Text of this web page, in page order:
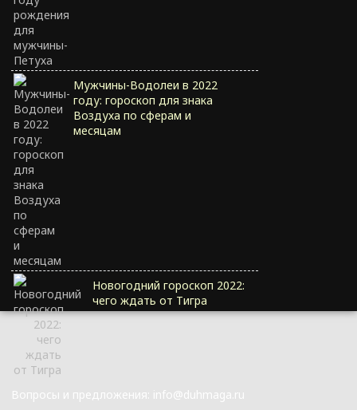
Мужчины-Водолеи в 2022
году: гороскоп для знака
Воздуха по сферам и
месяцам
Новогодний гороскоп 2022:
чего ждать от Тигра
Вопросы и предложения: info@duhmaga.ru